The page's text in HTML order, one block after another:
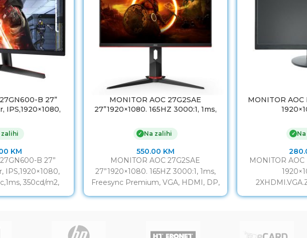
B 27”
IPS,1920×1080,
Compatible.Crni
zalihi
KM
B 27”
IPS,1920×1080,
350cd/m2,
MONITOR AOC 27G2SAE
27”1920×1080. 165HZ 3000:1, 1ms,
3godGAR.
✓ Na zalihi
550.00 KM
MONITOR AOC 27G2SAE
27”1920×1080. 165HZ 3000:1, 1ms,
Freesync Premium, VGA, HDMI, DP,
MONITOR AOC
✓
MONITOR AOC